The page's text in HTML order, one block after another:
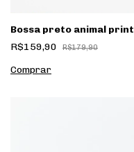
Bossa preto animal print
R$159,90
R$179,90